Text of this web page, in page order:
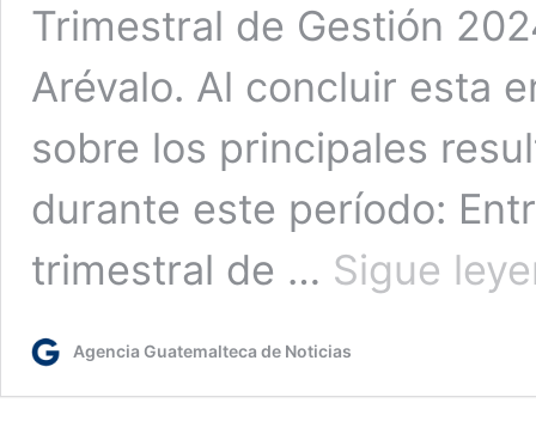
Trimestral de Gestión
Arévalo. Al concluir esta
sobre los principales
durante este período:
trimestral de … Sigue
Agencia Guatemalteca de Noticias